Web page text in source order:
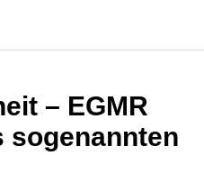
– EGMR
sogenannten